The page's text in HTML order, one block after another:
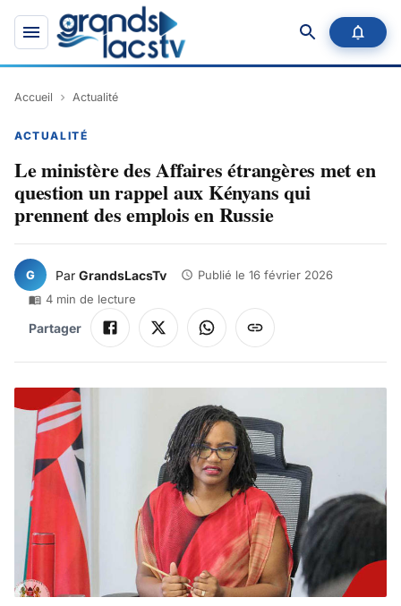
Accueil Actualité
ACTUALITÉ
Le ministère des Affaires étrangères met en
question un rappel aux Kényans qui
prennent des emplois en Russie
G Par GrandsLacsTv Publié le 16 février 2026
4min de lecture
Partager